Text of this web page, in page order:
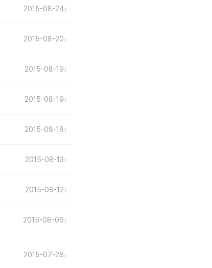
2015-08-24›
2015-08-20›
2015-08-19›
2015-08-19›
2015-08-18›
2015-08-13›
2015-08-12›
2015-08-06›
2015-07-28›